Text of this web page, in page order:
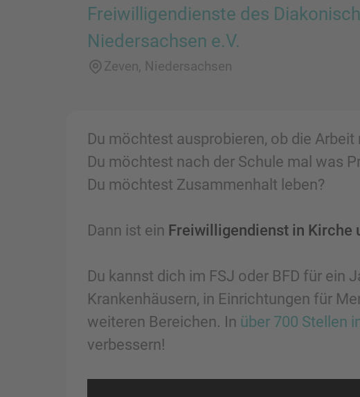
Freiwilligendienste des
Niedersachsen e.V.
Zeven, Niedersachsen
Du möchtest ausprobieren, ob die
Du möchtest nach der Schule mal was
Du möchtest Zusammenhalt leben?
Dann ist ein Freiwilligendienst in Kirche
Du kannst dich im FSJ oder BFD für ein
Krankenhäusern, in Einrichtungen für
weiteren Bereichen. In über 700 Stellen
verbessern!